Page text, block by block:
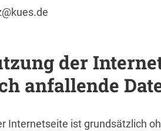
der
anfallende
Internetseite ist grundsätzlich